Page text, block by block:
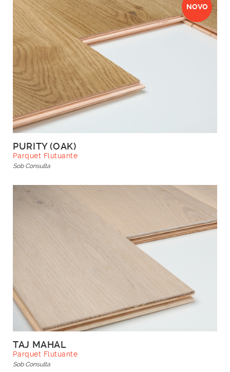
NOVO
PURITY (OAK)
Parquet Flutuante
Sob Consulta
TAJ MAHAL
Parquet Flutuante
Sob Consulta